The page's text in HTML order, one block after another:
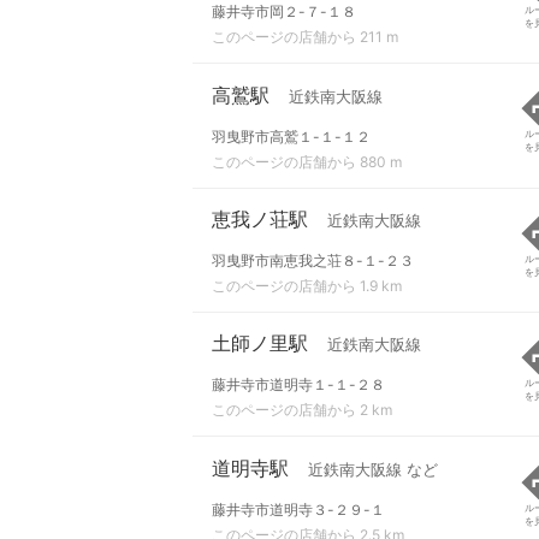
藤井寺市岡２-７-１８
このページの店舗から 211 m
ル
を
高鷲駅 近鉄南大阪線
羽曳野市高鷲１-１-１２
このページの店舗から 880 m
ル
を
恵我ノ荘駅 近鉄南大阪線
羽曳野市南恵我之荘８-１-２３
このページの店舗から 1.9 km
ル
を
土師ノ里駅 近鉄南大阪線
藤井寺市道明寺１-１-２８
このページの店舗から 2 km
ル
を
道明寺駅 近鉄南大阪線 など
藤井寺市道明寺３-２９-１
このページの店舗から 2.5 km
ル
を